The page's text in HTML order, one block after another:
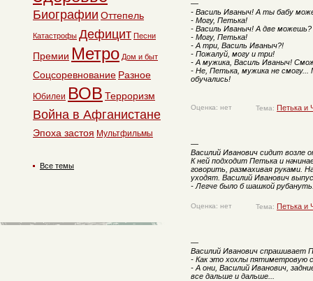
—
- Василь Иваныч! А ты бабу
- Могу, Петька!
- Василь Иваныч! А две можешь?
- Могу, Петька!
- А три, Василь Иваныч?!
- Пожалуй, могу и три!
- А мужика, Василь Иваныч!
- Не, Петька, мужика не
обучались!
Оценка: нет Тема: Петька и
—
Василий Иванович сидит возле
К ней подходит Петька и
говорить, размахивая руками.
уходят. Василий Иванович
- Легче было б шашкой
Оценка: нет Тема: Петька и
—
Василий Иванович спрашивает
- Как это хохлы пятиметровую
- А они, Василий Иванович,
все дальше и дальше...
Биографии Оттепель
Катастрофы Дефицит Песни
Премии Метро Дом и быт
Соцсоревнование Разное
Юбилеи ВОВ Терроризм
Война в Афганистане
Эпоха застоя Мультфильмы
Все темы